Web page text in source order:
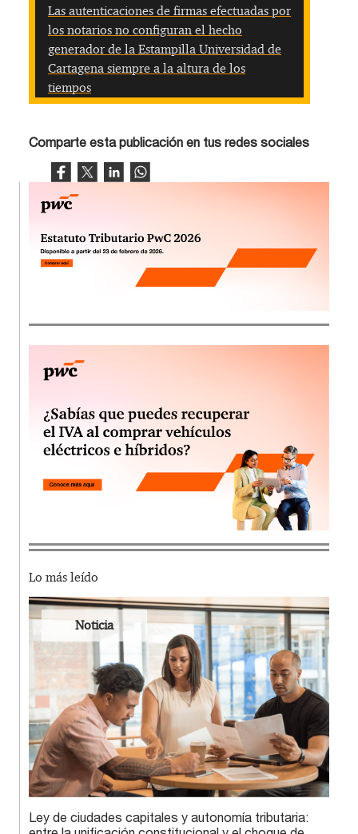
Las autenticaciones de firmas efectuadas por
los notarios no configuran el hecho
generador de la Estampilla Universidad de
Cartagena siempre a la altura de los
tiempos
Comparte esta publicación en tus redes sociales
Lo más leído
Noticia
Ley de ciudades capitales y autonomía tributaria: